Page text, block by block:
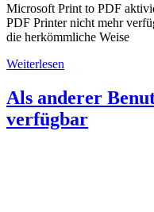
Microsoft Print to PDF
PDF Printer nicht mehr
die herkömmliche Weise
Weiterlesen
Als anderer
verfügbar